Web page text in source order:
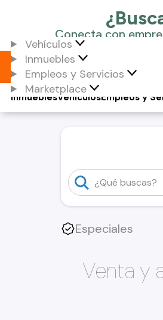
Vehículos
Inmuebles
Empleos y Servicios
Marketplace
Vehículos
Inmuebles Empleos y
Especiales
Venta y